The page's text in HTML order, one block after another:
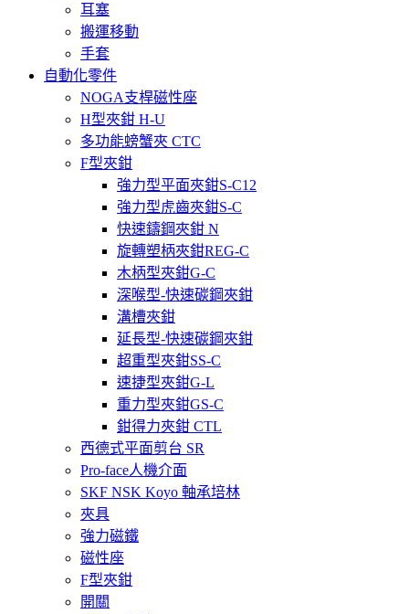
耳塞
搬運移動
手套
自動化零件
NOGA支桿磁性座
H型夾鉗 H-U
多功能螃蟹夾 CTC
F型夾鉗
強力型平面夾鉗S-C12
強力型虎齒夾鉗S-C
快速鑄鋼夾鉗 N
旋轉塑柄夾鉗REG-C
木柄型夾鉗G-C
深喉型-快速碳鋼夾鉗
溝槽夾鉗
延長型-快速碳鋼夾鉗
超重型夾鉗SS-C
速捷型夾鉗G-L
重力型夾鉗GS-C
鉗得力夾鉗 CTL
西德式平面剪台 SR
Pro-face人機介面
SKF NSK Koyo 軸承培林
夾具
強力磁鐵
磁性座
F型夾鉗
開關